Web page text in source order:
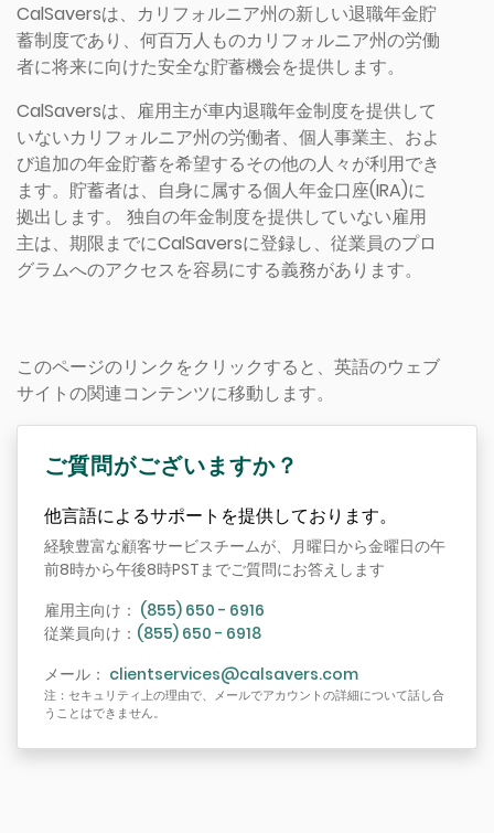
CalSaversは、カリフォルニア州の新しい退職年金貯
蓄制度であり、何百万人ものカリフォルニア州の労働
者に将来に向けた安全な貯蓄機会を提供します。
CalSaversは、雇用主が車内退職年金制度を提供して
いないカリフォルニア州の労働者、個人事業主、およ
び追加の年金貯蓄を希望するその他の人々が利用でき
ます。貯蓄者は、自身に属する個人年金口座(IRA)に
拠出します。 独自の年金制度を提供していない雇用
主は、期限までにCalSaversに登録し、従業員のプロ
グラムへのアクセスを容易にする義務があります。
このページのリンクをクリックすると、英語のウェブ
サイトの関連コンテンツに移動します。
ご質問がございますか？
他言語によるサポートを提供しております。
経験豊富な顧客サービスチームが、月曜日から金曜日の午
前8時から午後8時PSTまでご質問にお答えします
雇用主向け： (855) 650 - 6916
従業員向け： (855) 650 - 6918
メール： clientservices@calsavers.com
注：セキュリティ上の理由で、メールでアカウントの詳細について話し合
うことはできません。